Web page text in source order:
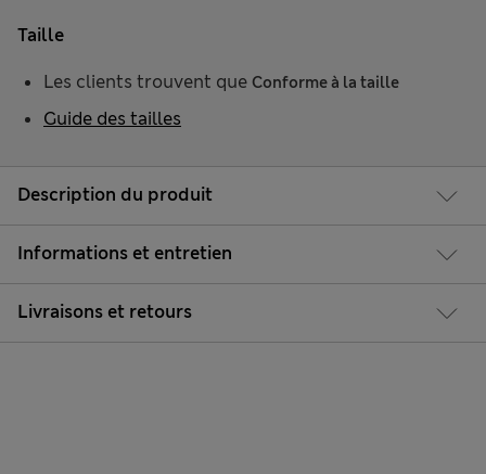
Description du produit
Informations et entretien
Livraisons et retours
Taille
Les clients trouvent que Conforme à la taille
Guide des tailles